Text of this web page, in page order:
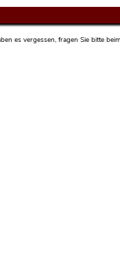
es vergessen, fragen Sie bitte